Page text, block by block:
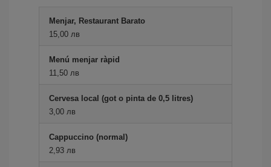
Menjar, Restaurant Barato
15,00 лв
Menú menjar ràpid
11,50 лв
Cervesa local (got o pinta de 0,5 litres)
3,00 лв
Cappuccino (normal)
2,93 лв